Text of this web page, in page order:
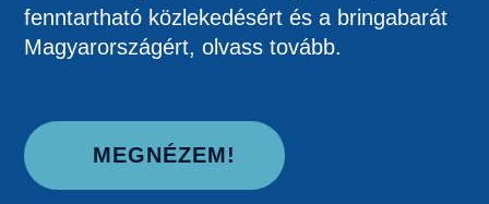
fenntartható közlekedésért és a bringabarát
Magyarországért, olvass tovább.
MEGNÉZEM!